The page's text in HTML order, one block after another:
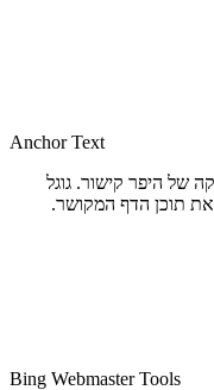
Anchor Text
של היפר קישור. גוגל
תוכן הדף המקושר.
Bing Webmaster Tools